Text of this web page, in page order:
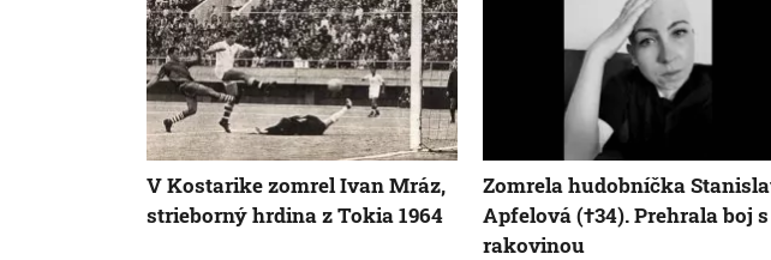
V Kostarike zomrel Ivan Mráz,
strieborný hrdina z Tokia 1964
Zomrela hudobníčka
Apfelová (†34). Prehrala boj s
rakovinou